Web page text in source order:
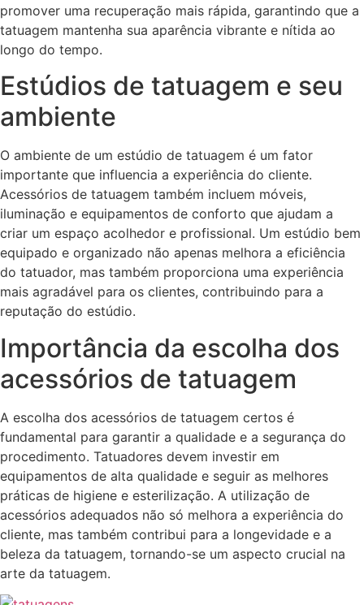
promover uma recuperação mais rápida, garantindo que a
tatuagem mantenha sua aparência vibrante e nítida ao
longo do tempo.
Estúdios de tatuagem e seu
ambiente
O ambiente de um estúdio de tatuagem é um fator
importante que influencia a experiência do cliente.
Acessórios de tatuagem também incluem móveis,
iluminação e equipamentos de conforto que ajudam a
criar um espaço acolhedor e profissional. Um estúdio bem
equipado e organizado não apenas melhora a eficiência
do tatuador, mas também proporciona uma experiência
mais agradável para os clientes, contribuindo para a
reputação do estúdio.
Importância da escolha dos
acessórios de tatuagem
A escolha dos acessórios de tatuagem certos é
fundamental para garantir a qualidade e a segurança do
procedimento. Tatuadores devem investir em
equipamentos de alta qualidade e seguir as melhores
práticas de higiene e esterilização. A utilização de
acessórios adequados não só melhora a experiência do
cliente, mas também contribui para a longevidade e a
beleza da tatuagem, tornando-se um aspecto crucial na
arte da tatuagem.